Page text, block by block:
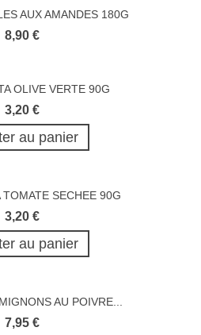
AUX AMANDES 180G
8,90 €
OLIVE VERTE 90G
3,20 €
au panier
TOMATE SECHEE 90G
3,20 €
au panier
AU POIVRE...
7,95 €